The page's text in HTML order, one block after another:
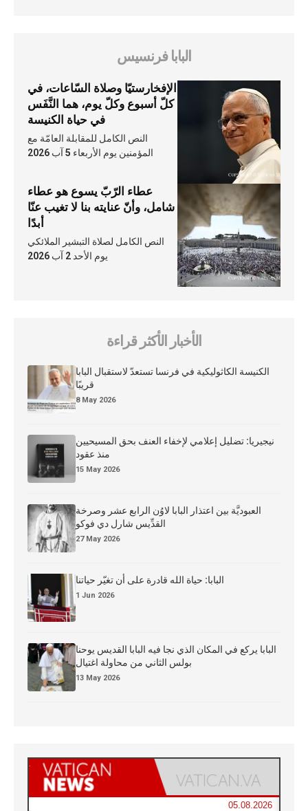
البابا فرنسيس
الإفخارستيّا وصلاة السّاعات، في
كلّ أسبوع وكلّ يوم، هما النَّفَس
في حياة الكنيسة
النص الكامل للمقابلة العامّة مع
المؤمنين يوم الأربعاء 5 آب 2026
عطاء الرّبّ يسوع هو عطاء
شامل، وأنّ عنايته بنا لا تغيب عنّا
أبدًا
النص الكامل لصلاة التبشير الملائكي
يوم الأحد 2 آب 2026
الأخبار الأكثر قراءة
الكنيسة الكاثوليكية في فرنسا تستعدّ لاستقبال البابا
قريبًا
8 May 2026
نيجيريا: تضليل إعلامي لإخفاء العنف بحق المسيحيين
منذ عقود
15 May 2026
العبوديَّة بين اعتذار البابا لاوُن الرابع عشر وصرخة
القدِّيس شارل دي فوكو
27 May 2026
البابا: حياة الله قادرة على أن تغيّر حياتنا
1 Jun 2026
البابا يركع في المكان الذي نجا فيه البابا القديس يوحنا
بولس الثاني من محاولة اغتيال
13 May 2026
05.08.2026